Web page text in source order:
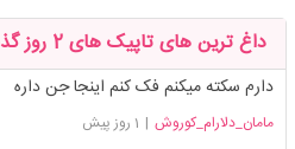
داغ ترین های تاپیک های 2 روز گذشته
دارم سکته میکنم فک کنم اینجا جن داره
مامان_دلارام_کوروش | 1 روز پیش